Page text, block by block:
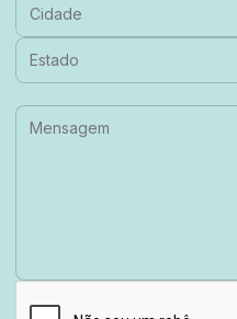
Estado: